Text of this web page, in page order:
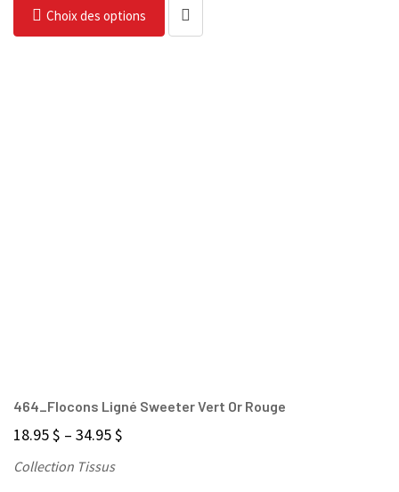
Choix des options
464_Flocons Ligné Sweeter Vert Or Rouge
18.95$ – 34.95$
Collection Tissus